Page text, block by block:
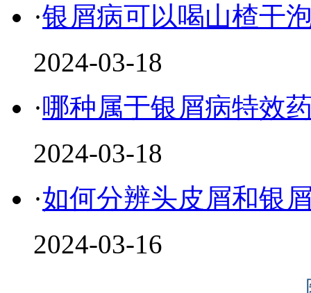
·银屑病可以喝山楂干
2024-03-18
·哪种属于银屑病特效
2024-03-18
·如何分辨头皮屑和银
2024-03-16